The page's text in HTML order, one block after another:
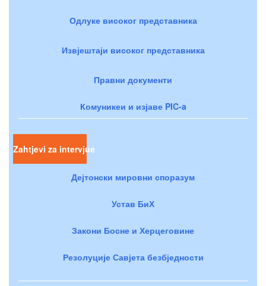
Одлуке високог представника
Извјештаји високог представника
Правни документи
Комуникеи и изјаве PIC-a
Zahtjevi za intervjue
Дејтонски мировни споразум
Устав БиХ
Закони Босне и Херцеговине
Резолуције Савјета безбједности